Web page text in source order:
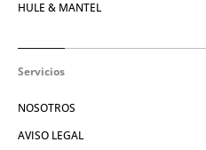
HULE & MANTEL
Servicios
NOSOTROS
AVISO LEGAL